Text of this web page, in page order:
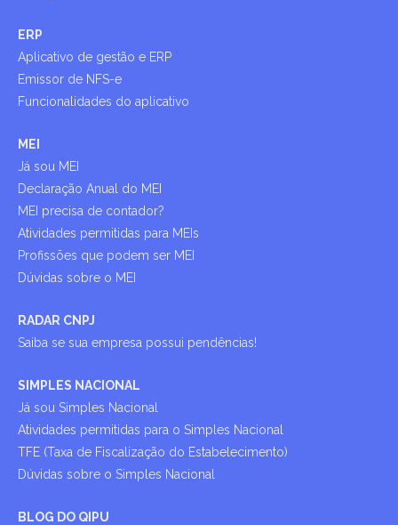
ERP
Aplicativo de gestão e ERP
Emissor de NFS-e
Funcionalidades do aplicativo
MEI
Já sou MEI
Declaração Anual do MEI
MEI precisa de contador?
Atividades permitidas para MEIs
Profissões que podem ser MEI
Dúvidas sobre o MEI
RADAR CNPJ
Saiba se sua empresa possui pendências!
SIMPLES NACIONAL
Já sou Simples Nacional
Atividades permitidas para o Simples Nacional
TFE (Taxa de Fiscalização do Estabelecimento)
Dúvidas sobre o Simples Nacional
BLOG DO QIPU